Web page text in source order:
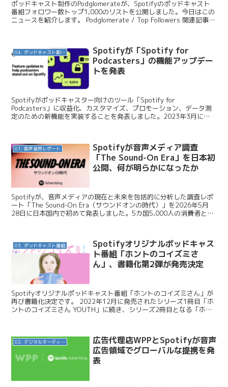
ポッドキャスト制作のPodglomerateが、Spotifyのポッドキャスト
番組フォロワー数トップ1,000のリストを公開しました。今日はこの
ニュースを紹介します。 Podglomerate / Top Followers 関連記事
04. ポッドキャスト配信・制作等
Spotifyが「Spotify for
Podcasters」の機能アップデー
トを発表
Spotifyがポッドキャスター向けのツール「Spotify for
Podcasters」に収益化、カスタマイズ、プロモーション、データ測
定のための新機能を実装することを発表しました。2023年3月に開
01. 音声業界レポート
Spotifyが音声メディア調査
「The Sound-On Era」を日本初
公開、何が明らかになったか
Spotifyが、音声メディアの現在と未来を包括的に分析した調査レポ
ート「The Sound-On Era（サウンドオンの時代）」を2026年5月
28日に日本国内で初めて発表しました。5カ国5,000人の消費者と12
03. ポッドキャスト番組
Spotifyオリジナルポッドキャス
ト番組「ホントのコイズミさ
ん」、書籍化第2弾が発売決定
Spotifyオリジナルポッドキャスト番組「ホントのコイズミさん」が
再び書籍化決定です。 2022年12月に発売されたシリーズ1冊目「ホ
ントのコイズミさん YOUTH」に続き、シリーズ2冊目となる「ホン
02. デジタルオーディオ広告（音声広告）
広告代理店WPPとSpotifyが音声
広告領域でグローバルな提携を発
表